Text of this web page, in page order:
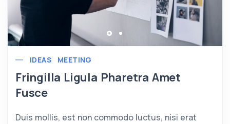
IDEAS MEETING
Fringilla Ligula Pharetra Amet
Fusce
Duis mollis, est non commodo luctus, nisi erat